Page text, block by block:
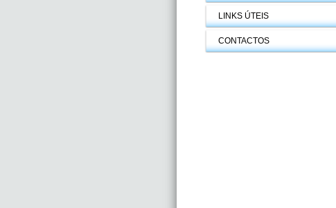
LINKS ÚTEIS
CONTACTOS